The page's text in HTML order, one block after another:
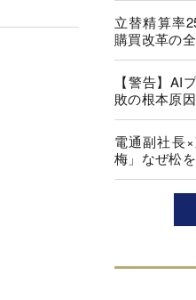
立替精算率
購買改革の
【警告】AI
敗の根本原
電通副社長
梅」なぜ松